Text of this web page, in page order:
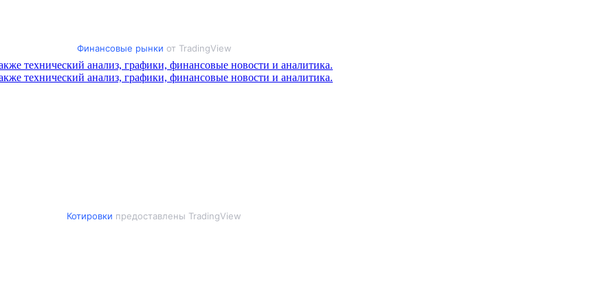
Финансовые рынки от TradingView
Котировки предоставлены TradingView